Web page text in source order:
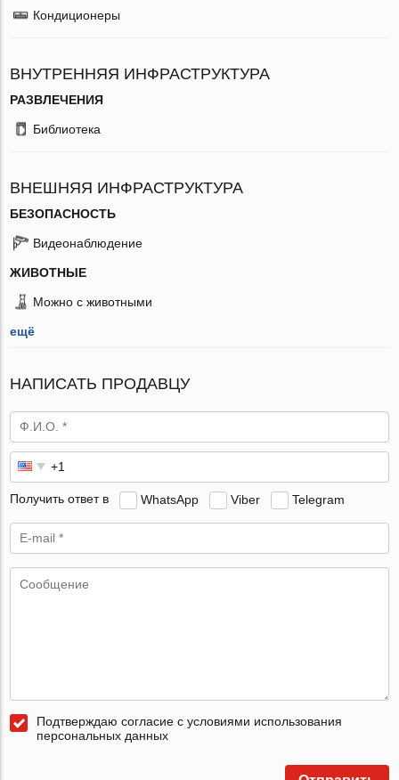
Кондиционеры
ВНУТРЕННЯЯ ИНФРАСТРУКТУРА
РАЗВЛЕЧЕНИЯ
Библиотека
ВНЕШНЯЯ ИНФРАСТРУКТУРА
БЕЗОПАСНОСТЬ
Видеонаблюдение
ЖИВОТНЫЕ
Можно с животными
ещё
НАПИСАТЬ ПРОДАВЦУ
Получить ответ в WhatsApp Viber Telegram
Подтверждаю согласие с условиями использования
персональных данных